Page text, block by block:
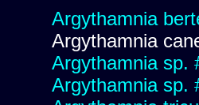
Argythamnia
Argythamnia
Argythamnia sp.
Argythamnia sp.